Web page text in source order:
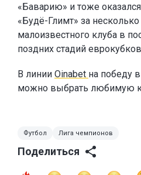
«Баварию» и тоже
«Будё-Глимт» за
малоизвестного клуба в
поздних стадий
В линии Oinabet на победу
можно выбрать любимую
Футбол Лига чемпионов
Поделиться